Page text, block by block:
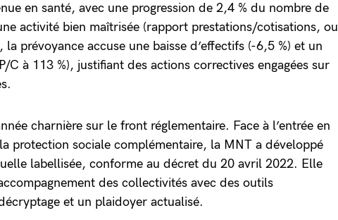
en santé, avec une progression de 2,4 % du nombre de
activité bien maîtrisée (rapport prestations/cotisations, ou
la prévoyance accuse une baisse d’effectifs (-6,5 %) et un
C à 113 %), justifiant des actions correctives engagées sur
charnière sur le front réglementaire. Face à l’entrée en
protection sociale complémentaire, la MNT a développé
labellisée, conforme au décret du 20 avril 2022. Elle
des collectivités avec des outils
et un plaidoyer actualisé.